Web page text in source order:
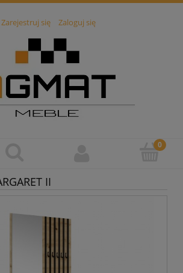
Zarejestruj się Zaloguj się
II